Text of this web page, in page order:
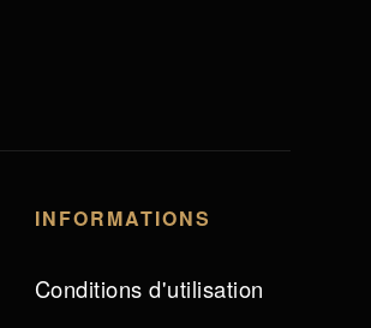
INFORMATIONS
Conditions d'utilisation